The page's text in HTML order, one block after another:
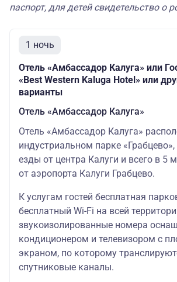
паспорт, для детей свидетельство о
1 ночь
Отель «Амбассадор Калуга» или
«Best Western Kaluga Hotel» или
варианты
Отель «Амбассадор Калуга»
Отель «Амбассадор Калуга»
индустриальном парке
езды от центра Калуги и всего в 5
от аэропорта Калуги Грабцево.
К услугам гостей бесплатная
бесплатный Wi-Fi на всей
звукоизолированные номера
кондиционером и телевизором с
экраном, по которому
спутниковые каналы.